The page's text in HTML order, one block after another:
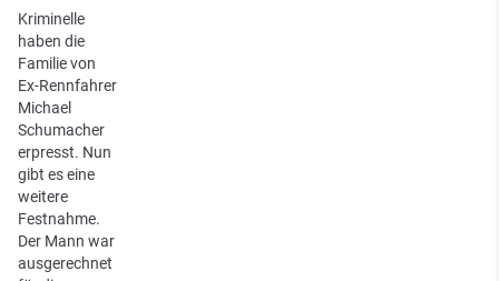
Kriminelle
haben die
Familie von
Ex-Rennfahrer
Michael
Schumacher
erpresst. Nun
gibt es eine
weitere
Festnahme.
Der Mann war
ausgerechnet